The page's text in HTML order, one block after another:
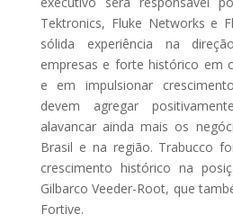
Tektronics, Fluke Networks e
sólida experiência na
empresas e forte histórico em
e em impulsionar
devem agregar
alavancar ainda mais os
Brasil e na região. Trabucco
crescimento histórico na
Gilbarco Veeder-Root, que
Fortive.